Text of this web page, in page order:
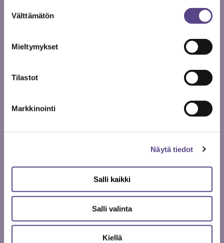
valinta
Välttämätön
Mieltymykset
Tilastot
Markkinointi
Näytä tiedot
Salli kaikki
Salli valinta
Kiellä
Animaatio on tulevaisuus, sanoo Ida
Alina Immonen, Temen 5000. jäsen